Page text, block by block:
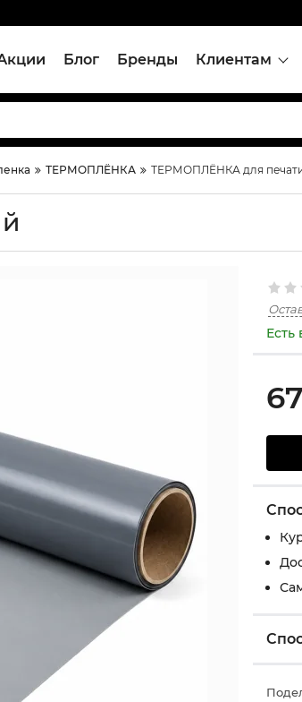
Блог Бренды Клиентам
ТЕРМОПЛЁНКА ТЕРМОПЛЁНКА для
Есть